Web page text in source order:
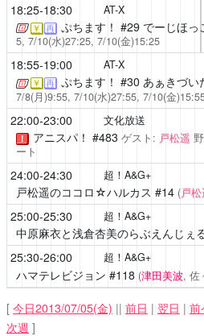
18:25-18:30 AT-X
￥ 再 ぷちます！ #29 でーじほっ
5, 7/10(水)27:25, 7/10(金)15:25
18:55-19:00 AT-X
￥ 再 ぷちます！ #30 あぁきづい
7/8(月)9:55, 7/10(水)27:55, 7/10(金
22:00-23:00 文化放送
！ アニスパ！ #483 ゲスト: 戸松遥
ート
24:00-24:30 超！A&G+
戸松遥のココロ☆ハルカス #14 (戸松
25:00-25:30 超！A&G+
中原麻衣と浅倉杏美のらぶえんじぇ
25:30-26:00 超！A&G+
ハマテレビジョン #118 (津田美波, 佐
[ 今日2013/07/05(金) || 前日 | 翌日 | 前
次週 ]